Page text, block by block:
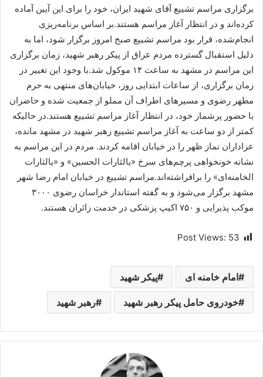
برگزاری مراسم تشییع آقای شهید ایران، خود را برای این آیین آماده
کرده‌اند و در انتظار آغاز مراسم هستند.بر اساس برنامه‌ریزی
انجام‌شده، قرار بود مراسم تشییع صبح امروز برگزار شود، اما به
دلیل استقبال گسترده مردم عراق از پیکر رهبر شهید، زمان برگزاری
این مراسم در مشهد به ساعت ۱۴ موکول شد.با وجود این تغییر در
زمان برگزاری، از ساعات ابتدایی روز، خیابان‌های منتهی به حرم
مطهر رضوی و مسیرهای اطراف آن مملو از جمعیت شده و حاضران
با حضور پرشمار خود، در انتظار آغاز مراسم تشییع هستند.در حالیکه
کمتر از دو ساعت به آغاز مراسم تشییع رهبر شهید در مشهد مانده،
عزاداران نماز ظهر را در خیابان اقامه کردند. مردم در این مراسم به
نشانه خونخواهی پرچم‌های سرخ «یالثارات الحسین» و «یالثارات
الخامنه‌ای» را برافراشته‌اند.مراسم تشییع در خیابان امام رضا شهر
مشهد برگزار می‌شود و به گفته استاندار خراسان رضوی ۳۰۰۰
موکب پذیرایی و ۷۵۰ اکیپ پزشکی در خدمت زائران هستند.
Post Views: 53
امام خامنه ای پیکر شهید
خودروی حامل پیکر رهبر شهید رهبر شهید